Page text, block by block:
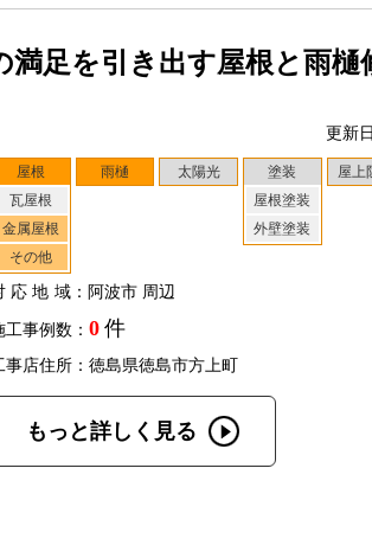
足を引き出す屋根と雨樋
更新
屋根
瓦屋根
金属屋根
その他
雨樋 太陽光
塗装
屋根塗装
外壁塗装
屋上
応地域：阿波市 周辺
工事例数： 0 件
事店住所：徳島県徳島市方上町
もっと詳しく見る